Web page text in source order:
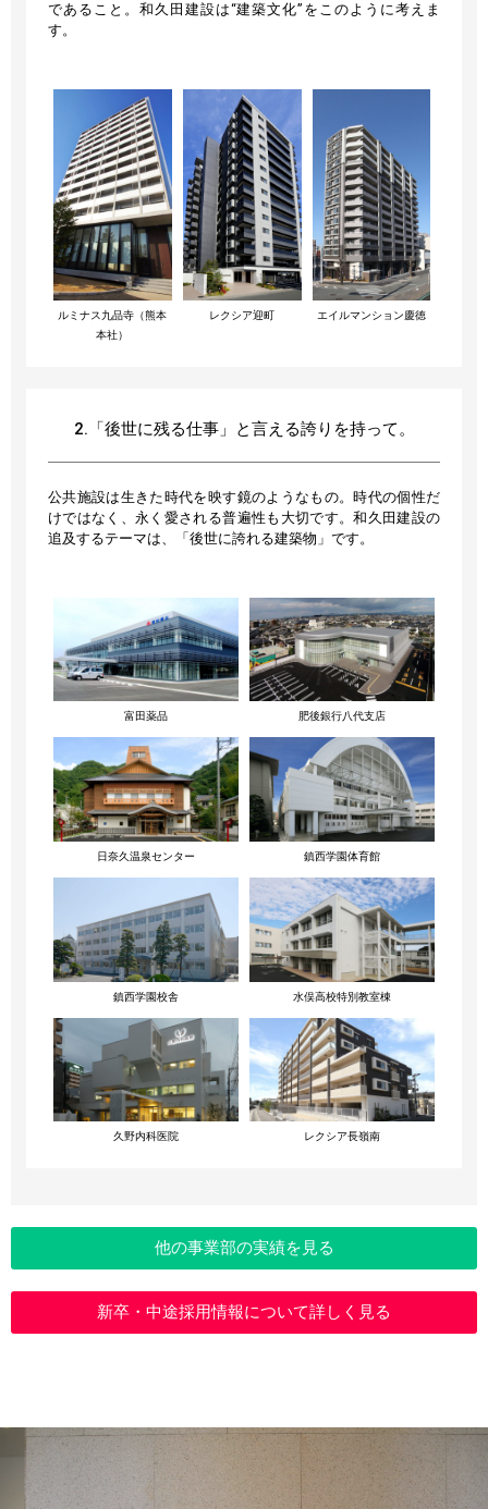
であること。和久田建設は“建築文化”をこのように考えま
す。
ルミナス九品寺（熊本
本社）
レクシア迎町 エイルマンション慶徳
2.「後世に残る仕事」と言える誇りを持って。
公共施設は生きた時代を映す鏡のようなもの。時代の個性だ
けではなく、永く愛される普遍性も大切です。和久田建設の
追及するテーマは、「後世に誇れる建築物」です。
富田薬品 肥後銀行八代支店
日奈久温泉センター 鎮西学園体育館
鎮西学園校舎 水俣高校特別教室棟
久野内科医院 レクシア長嶺南
他の事業部の実績を見る
新卒・中途採用情報について詳しく見る